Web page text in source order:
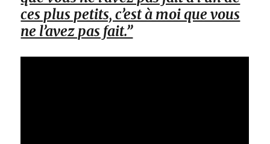
ces plus petits, c’est à moi que vous
ne l’avez pas fait.”